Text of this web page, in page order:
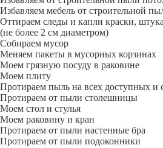
Избавляем мебель от строительной
Оттираем следы и капли краски,
(не более 2 см диаметром)
Собираем мусор
Меняем пакеты в мусорных корзинах
Моем грязную посуду в раковине
Моем плиту
Протираем пыль на всех доступных и
Протираем от пыли столешницы
Моем стол и стулья
Моем раковину и кран
Протираем от пыли настенные бра
Протираем от пыли подоконники